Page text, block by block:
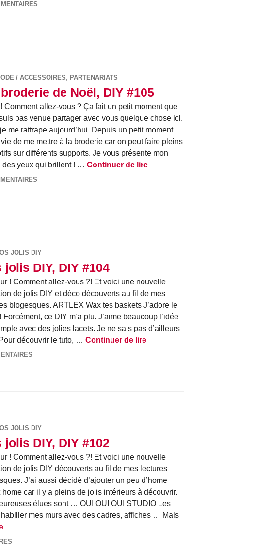
/ ACCESSOIRES, PARTENARIATS
de Noël, DIY #105
Comment allez-vous ? Ça fait un petit moment que
pas venue partager avec vous quelque chose ici.
me rattrape aujourd’hui. Depuis un petit moment
de me mettre à la broderie car on peut faire pleins
sur différents supports. Je vous présente mon
des yeux qui brillent ! … Continuer de lireMa broderie de Noël, DIY #105
JOLIS DIY
jolis DIY, DIY #104
! Comment allez-vous ?! Et voici une nouvelle
de jolis DIY et déco découverts au fil de mes
blogesques. ARTLEX Wax tes baskets J’adore le
Forcément, ce DIY m’a plu. J’aime beaucoup l’idée
avec des jolies lacets. Je ne sais pas d’ailleurs
Pour découvrir le tuto, …Continuer de lireVos jolis DIY, DIY #104
JOLIS DIY
jolis DIY, DIY #102
! Comment allez-vous ?! Et voici une nouvelle
de jolis DIY découverts au fil de mes lectures
J’ai aussi décidé d’ajouter un peu d’home
home car il y a pleins de jolis intérieurs à découvrir.
élues sont … OUI OUI OUI STUDIO Les
mes murs avec des cadres, affiches … Mais
Vos jolis DIY, DIY #102